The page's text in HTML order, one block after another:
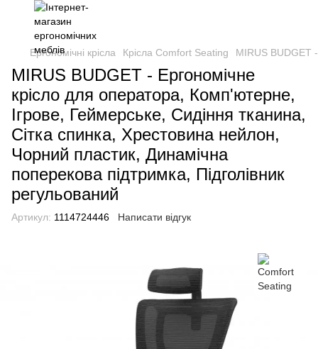
Ергономічні крісла Крісла Comfort Seating MIRUS BUDGET
MIRUS BUDGET - Ергономічне
крісло для оператора, Комп'ютерне,
Ігрове, Геймерське, Сидіння тканина,
Сітка спинка, Хрестовина нейлон,
Чорний пластик, Динамічна
поперекова підтримка, Підголівник
регульований
Артикул: 1114724446 Написати відгук